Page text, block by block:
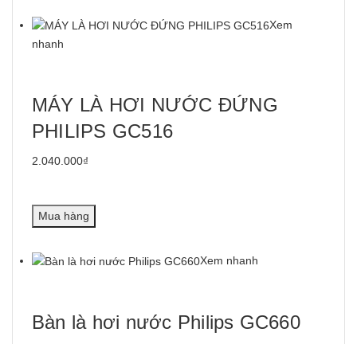
Xem
nhanh
MÁY LÀ HƠI NƯỚC ĐỨNG
PHILIPS GC516
2.040.000₫
Mua hàng
Xem nhanh
Bàn là hơi nước Philips GC660